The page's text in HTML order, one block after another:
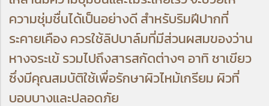
ความชุ่มชื่นได้เป็นอย่างดี สำหรับริมฝีปากที่
ระคายเคือง ควรใช้ลิปบาล์มที่มีส่วนผสมของว่าน
หางจระเข้ รวมไปถึงสารสกัดต่างๆ อาทิ ชาเขียว
ซึ่งมีคุณสมบัติใช้เพื่อรักษาผิวไหม้เกรียม ผิวที่
บอบบางและปลอดภัย